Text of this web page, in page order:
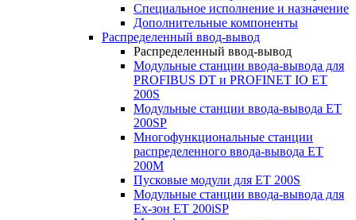
Специальное исполнение и назначение
Дополнительные компоненты
Распределенный ввод-вывод
Распределенный ввод-вывод
Модульные станции ввода-вывода для
PROFIBUS DT и PROFINET IO ET
200S
Модульные станции ввода-вывода ET
200SP
Многофункциональные станции
распределенного ввода-вывода ET
200M
Пусковые модули для ET 200S
Модульные станции ввода-вывода для
Ex-зон ET 200iSP